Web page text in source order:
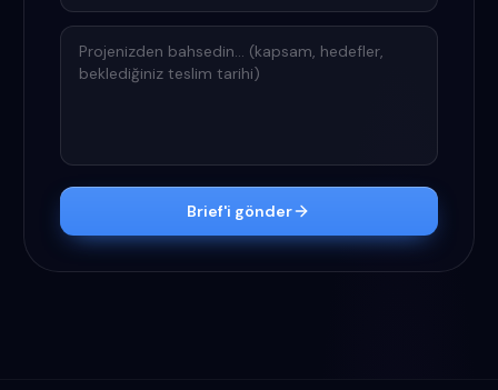
Projenizden bahsedin
Brief'i gönder